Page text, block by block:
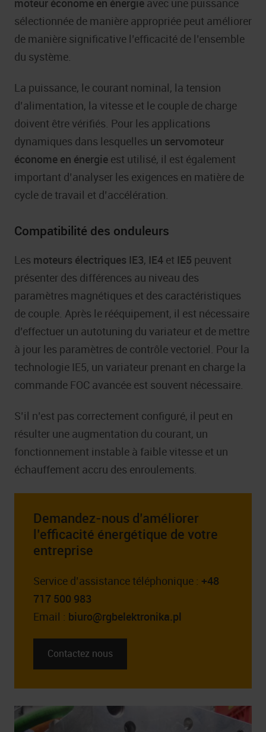
sélectionnée de manière appropriée peut améliorer
de manière significative l’efficacité de l’ensemble
du système.
La puissance, le courant nominal, la tension
d’alimentation, la vitesse et le couple de charge
doivent être vérifiés. Pour les applications
dynamiques dans lesquelles un servomoteur
économe en énergie est utilisé, il est également
important d’analyser les exigences en matière de
cycle de travail et d’accélération.
Compatibilité des onduleurs
Les moteurs électriques IE3, IE4 et IE5 peuvent
présenter des différences au niveau des
paramètres magnétiques et des caractéristiques
de couple. Après le rééquipement, il est nécessaire
d’effectuer un autotuning du variateur et de mettre
à jour les paramètres de contrôle vectoriel. Pour la
technologie IE5, un variateur prenant en charge la
commande FOC avancée est souvent nécessaire.
S’il n’est pas correctement configuré, il peut en
résulter une augmentation du courant, un
fonctionnement instable à faible vitesse et un
échauffement accru des enroulements.
Demandez-nous d’améliorer
l’efficacité énergétique de votre
entreprise
Service d’assistance téléphonique : +48
717 500 983
Email : biuro@rgbelektronika.pl
Contactez nous